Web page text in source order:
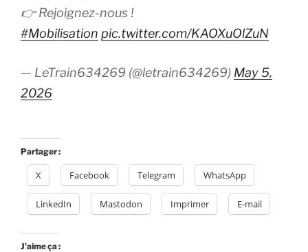
👉 Rejoignez-nous !
#Mobilisation pic.twitter.com/KAOXuOlZuN
— LeTrain634269 (@letrain634269) May 5,
2026
Partager :
X Facebook Telegram WhatsApp
LinkedIn Mastodon Imprimer E-mail
J’aime ça :